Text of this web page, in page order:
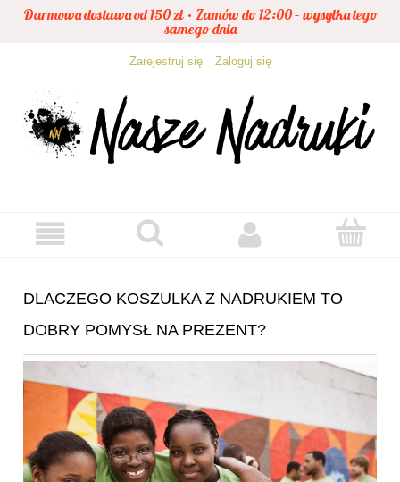
Darmowa dostawa od 150 zł • Zamów do 12:00 – wysyłka tego
samego dnia
Zarejestruj się Zaloguj się
DLACZEGO KOSZULKA Z NADRUKIEM TO
DOBRY POMYSŁ NA PREZENT?